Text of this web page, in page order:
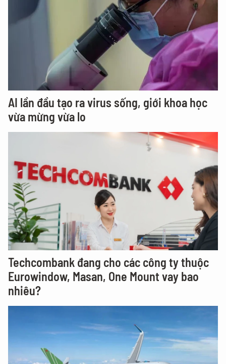
AI lần đầu tạo ra virus sống, giới khoa học
vừa mừng vừa lo
Techcombank đang cho các công ty thuộc
Eurowindow, Masan, One Mount vay bao
nhiêu?